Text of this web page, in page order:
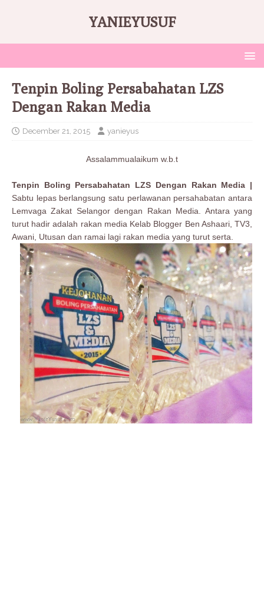
YANIEYUSUF
Tenpin Boling Persabahatan LZS
Dengan Rakan Media
December 21, 2015 yanieyus
Assalammualaikum w.b.t
Tenpin Boling Persabahatan LZS Dengan Rakan Media |
Sabtu lepas berlangsung satu perlawanan persahabatan antara
Lemvaga Zakat Selangor dengan Rakan Media. Antara yang
turut hadir adalah rakan media Kelab Blogger Ben Ashaari, TV3,
Awani, Utusan dan ramai lagi rakan media yang turut serta.